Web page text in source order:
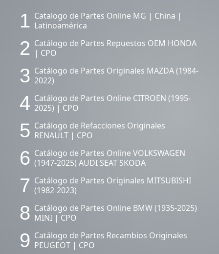
1 Catalogo de Partes Online MG | China |
Latinoamérica
2 Catálogo de Partes Repuestos OEM HONDA
| CPO
3 Catálogo de Partes Originales MAZDA (1984-
2022)
4 Catálogo de Partes Online CITROËN (1995-
2025) | CPO
5 Catálogo de Refacciones Originales
RENAULT | CPO
6 Catálogo de Partes Online VOLKSWAGEN
(1947-2025) AUDI SEAT SKODA
7 Catálogo de Partes Originales MITSUBISHI
(1982-2023)
8 Catálogo de Partes Online BMW (1935-2025)
MINI | CPO
9 Catálogo de Partes Recambios Originales
PEUGEOT | CPO